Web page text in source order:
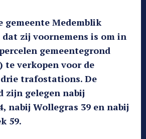
gemeente Medemblik
zij voornemens is om in
gemeentegrond
te verkopen voor de
trafostations. De
zijn gelegen nabij
nabij Wollegras 39 en nabij
59.